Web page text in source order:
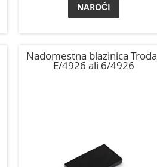
NAROČI
Nadomestna blazinica
E/4926 ali 6/4926